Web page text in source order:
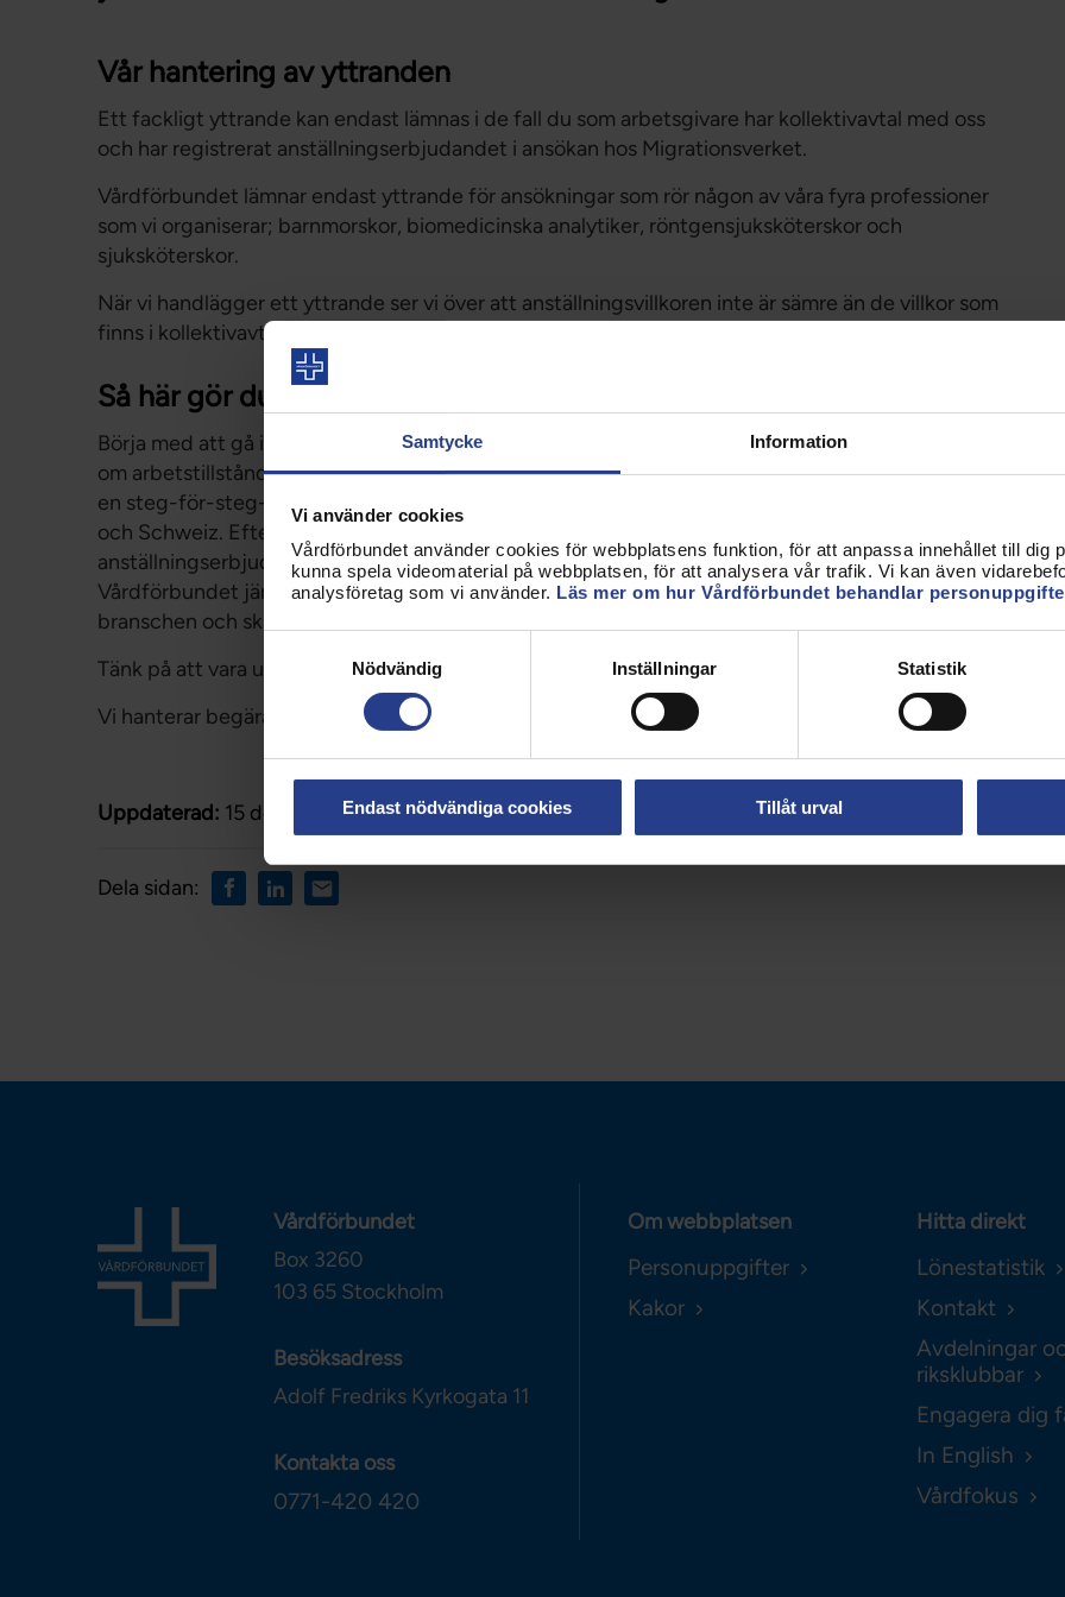
Samtycke Information
Vi använder cookies
Vårdförbundet använder cookies för webbplatsens funktion, för att anpassa innehållet till dig
kunna spela videomaterial på webbplatsen, för att analysera vår trafik. Vi kan även
analysföretag som vi använder. Läs mer om hur Vårdförbundet behandlar
Nödvändig
Inställningar Statistik
Endast nödvändiga cookies Tillåt urval
Förtroendevald
Vår hantering av yttranden
Ett fackligt yttrande kan endast lämnas i de fall du som arbetsgivare har kollektivavtal med oss
och har registrerat anställningserbjudandet i ansökan hos Migrationsverket.
Vårdförbundet lämnar endast yttrande för ansökningar som rör någon av våra fyra professioner
som vi organiserar; barnmorskor, biomedicinska analytiker, röntgensjuksköterskor och
sjuksköterskor.
När vi handlägger ett yttrande ser vi över att anställningsvillkoren inte är sämre än de villkor som
finns i kollektivavtal eller praxis inom branschen eller yrket.
Så här gör du som arbetsgivare
Börja med att gå in på Migrationsverkets webbplats
för att läsa mer om hur du hanterar ansökan
om arbetstillstånd för arbetstagare som kommer från ett land utanför EU. Där finns bland annat
en steg-för-steg-instruktion inför anställning av en medborgare från ett land utanför EU/EES
och Schweiz. Efter att du har registrerat ansökan om arbetstillstånd och fyllt i
anställningserbjudandet kan du begära ett fackligt yttrande i samma digitala tjänst.
Vårdförbundet jämför anställningsvillkoren och övriga villkor med kollektivavtal eller praxis inom
branschen och skickar yttrandet till dig via e-tjänsten.
Tänk på att vara ute i god tid.
Vi hanterar begäranden löpande och svarar inom 10 arbetsdagar.
Uppdaterad: 15 dec 2023
Dela sidan:
Vårdförbundet
Box 3260
103 65 Stockholm
Besöksadress
Adolf Fredriks Kyrkogata 11
Kontakta oss
0771-420 420
Om webbplatsen
Personuppgifter
Kakor
Hitta direkt
Lönestatistik
Kontakt
Avdelningar
riksklubbar
Engagera dig
In English
Vårdfokus